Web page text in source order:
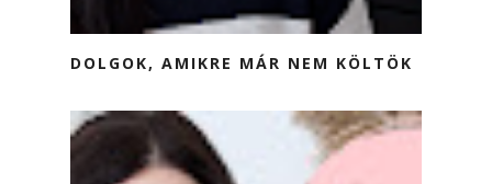
DOLGOK, AMIKRE MÁR NEM KÖLTÖK